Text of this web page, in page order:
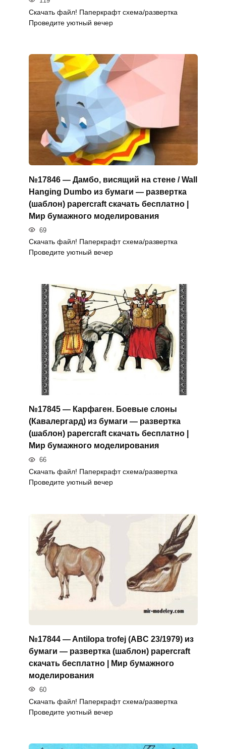
Скачать файл! Паперкрафт схема/развертка
Проведите уютный вечер
№17846 — Дамбо, висящий на стене / Wall
Hanging Dumbo из бумаги — развертка
(шаблон) papercraft скачать бесплатно |
Мир бумажного моделирования
69
Скачать файл! Паперкрафт схема/развертка
Проведите уютный вечер
№17845 — Карфаген. Боевые слоны
(Кавалергард) из бумаги — развертка
(шаблон) papercraft скачать бесплатно |
Мир бумажного моделирования
66
Скачать файл! Паперкрафт схема/развертка
Проведите уютный вечер
№17844 — Antilopa trofej (ABC 23/1979) из
бумаги — развертка (шаблон) papercraft
скачать бесплатно | Мир бумажного
моделирования
60
Скачать файл! Паперкрафт схема/развертка
Проведите уютный вечер